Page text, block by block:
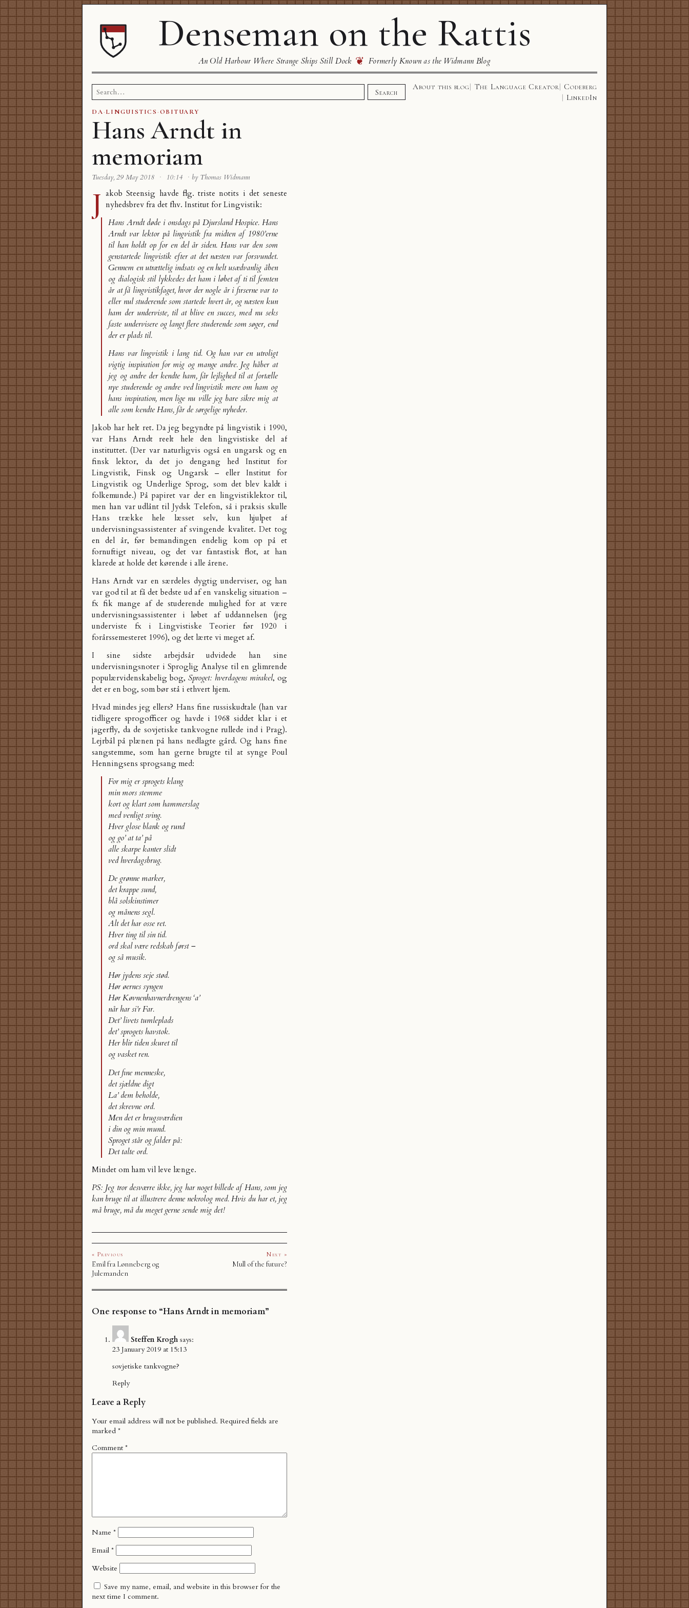
Denseman on the Rattis
An Old Harbour Where Strange Ships Still Dock ❦ Formerly Known as the Widmann Blog
Search
for:
Search
About this blog The Language Creator
Codeberg
LinkedIn
DA·LINGUISTICS ·OBITUARY
Hans Arndt in
memoriam
Tuesday, 29 May 2018 · 10:14 · by Thomas Widmann
J akob Steensig havde flg. triste notits i det seneste
nyhedsbrev fra det fhv. Institut for Lingvistik:
Hans Arndt døde i onsdags på Djursland Hospice. Hans
Arndt var lektor på lingvistik fra midten af 1980’erne
til han holdt op for en del år siden. Hans var den som
genstartede lingvistik efter at det næsten var forsvundet.
Gennem en utrættelig indsats og en helt usædvanlig åben
og dialogisk stil lykkedes det ham i løbet af ti til femten
år at få lingvistikfaget, hvor der nogle år i firserne var to
eller nul studerende som startede hvert år, og næsten kun
ham der underviste, til at blive en succes, med nu seks
faste undervisere og langt flere studerende som søger, end
der er plads til.
Hans varlingvistik i lang tid. Og han var en utroligt
vigtig inspiration for mig og mange andre. Jeg håber at
jeg og andre der kendte ham, får lejlighed til at fortælle
nye studerende og andre ved lingvistik mere om ham og
hans inspiration, men lige nu ville jeg bare sikre mig at
alle som kendte Hans, får de sørgelige nyheder.
Jakob har helt ret. Da jeg begyndte på lingvistik i 1990,
var Hans Arndt reelt hele den lingvistiske del af
instituttet. (Der var naturligvis også en ungarsk og en
finsk lektor, da det jo dengang hed Institut for
Lingvistik, Finsk og Ungarsk – eller Institut for
Lingvistik og Underlige Sprog, som det blev kaldt i
folkemunde.) På papiret var der en lingvistiklektor til,
men han var udlånt til Jydsk Telefon, så i praksis skulle
Hans trække hele læsset selv, kun hjulpet af
undervisningsassistenter af svingende kvalitet. Det tog
en del år, før bemandingen endelig kom op på et
fornuftigt niveau, og det var fantastisk flot, at han
klarede at holde det kørende i alle årene.
Hans Arndt var en særdeles dygtig underviser, og han
var god til at få det bedste ud af en vanskelig situation –
fx fik mange af de studerende mulighed for at være
undervisningsassistenter i løbet af uddannelsen (jeg
underviste fx i Lingvistiske Teorier før 1920 i
forårssemesteret 1996), og det lærte vi meget af.
I sine sidste arbejdsår udvidede han sine
undervisningsnoter i Sproglig Analyse til en glimrende
populærvidenskabelig bog, Sproget: hverdagens mirakel, og
det er en bog, som bør stå i ethvert hjem.
Hvad mindes jeg ellers? Hans fine russiskudtale (han var
tidligere sprogofficer og havde i 1968 siddet klar i et
jagerfly, da de sovjetiske tankvogne rullede ind i Prag).
Lejrbål på plænen på hans nedlagte gård. Og hans fine
sangstemme, som han gerne brugte til at synge Poul
Henningsens sprogsang med:
For mig er sprogets klang
min mors stemme
kort og klart som hammerslag
med venligt sving.
Hver glose blank og rund
og go’ at ta’ på
alle skarpe kanter slidt
ved hverdagsbrug.
De grønne marker,
det krappe sund,
blå solskinstimer
og månens segl.
Alt det har osse ret.
Hver ting til sin tid.
ord skal være redskab først –
og så musik.
Hør jydens seje stød.
Hør øernes syngen
Hør Køvnenhavnerdrengens ‘a’
når har si’r Far.
Det’ livets tumleplads
det’ sprogets havstok.
Her blir tiden skuret til
og vasket ren.
Det fine menneske,
det sjældne digt
La’ dem beholde,
det skrevne ord.
Men det er brugsværdien
i din og min mund.
Sproget står og falder på:
Det talte ord.
Mindet om ham vil leve længe.
PS: Jeg tror desværre ikke, jeg har noget billede af Hans, som jeg
kan bruge til at illustrere denne nekrolog med. Hvis du har et, jeg
må bruge, må du meget gerne sende mig det!
« Previous
Emil fra Lønneberg og
Julemanden
Next »
Mull of the future?
One response to “Hans Arndt in memoriam”
Steffen Krogh says:
23 January 2019 at 15:13
sovjetiske tankvogne?
Reply
Leave a Reply
Your email address will not be published. Required fields are
marked *
Comment *
Name *
Email *
Website
Save my name, email, and website in this browser for the
next time I comment.